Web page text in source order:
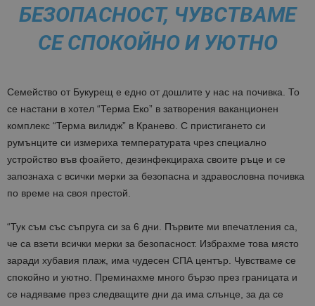
БЕЗОПАСНОСТ, ЧУВСТВАМЕ
СЕ СПОКОЙНО И УЮТНО
Семейство от Букурещ е едно от дошлите у нас на почивка. То
се настани в хотел “Терма Еко” в затворения ваканционен
комплекс “Терма вилидж” в Кранево. С пристигането си
румънците си измериха температурата чрез специално
устройство във фоайето, дезинфекцираха своите ръце и се
запознаха с всички мерки за безопасна и здравословна почивка
по време на своя престой.
“Тук съм със съпруга си за 6 дни. Първите ми впечатления са,
че са взети всички мерки за безопасност. Избрахме това място
заради хубавия плаж, има чудесен СПА център. Чувстваме се
спокойно и уютно. Преминахме много бързо през границата и
се надяваме през следващите дни да има слънце, за да се